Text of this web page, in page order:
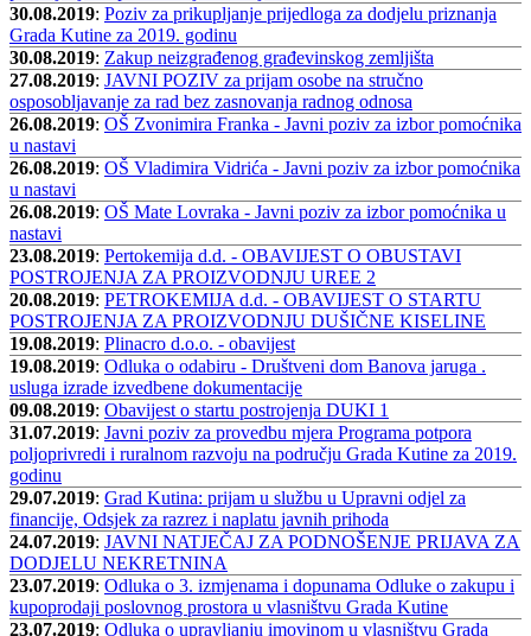
30.08.2019: Poziv za prikupljanje prijedloga za dodjelu priznanja
Grada Kutine za 2019. godinu
30.08.2019: Zakup neizgrađenog građevinskog zemljišta
27.08.2019: JAVNI POZIV za prijam osobe na stručno
osposobljavanje za rad bez zasnovanja radnog odnosa
26.08.2019: OŠ Zvonimira Franka - Javni poziv za izbor pomoćnika
u nastavi
26.08.2019: OŠ Vladimira Vidrića - Javni poziv za izbor pomoćnika
u nastavi
26.08.2019: OŠ Mate Lovraka - Javni poziv za izbor pomoćnika u
nastavi
23.08.2019: Pertokemija d.d. - OBAVIJEST O OBUSTAVI
POSTROJENJA ZA PROIZVODNJU UREE 2
20.08.2019: PETROKEMIJA d.d. - OBAVIJEST O STARTU
POSTROJENJA ZA PROIZVODNJU DUŠIČNE KISELINE
19.08.2019: Plinacro d.o.o. - obavijest
19.08.2019: Odluka o odabiru - Društveni dom Banova jaruga .
usluga izrade izvedbene dokumentacije
09.08.2019: Obavijest o startu postrojenja DUKI 1
31.07.2019: Javni poziv za provedbu mjera Programa potpora
poljoprivredi i ruralnom razvoju na području Grada Kutine za 2019.
godinu
29.07.2019: Grad Kutina: prijam u službu u Upravni odjel za
financije, Odsjek za razrez i naplatu javnih prihoda
24.07.2019: JAVNI NATJEČAJ ZA PODNOŠENJE PRIJAVA ZA
DODJELU NEKRETNINA
23.07.2019: Odluka o 3. izmjenama i dopunama Odluke o zakupu i
kupoprodaji poslovnog prostora u vlasništvu Grada Kutine
23.07.2019: Odluka o upravljanju imovinom u vlasništvu Grada